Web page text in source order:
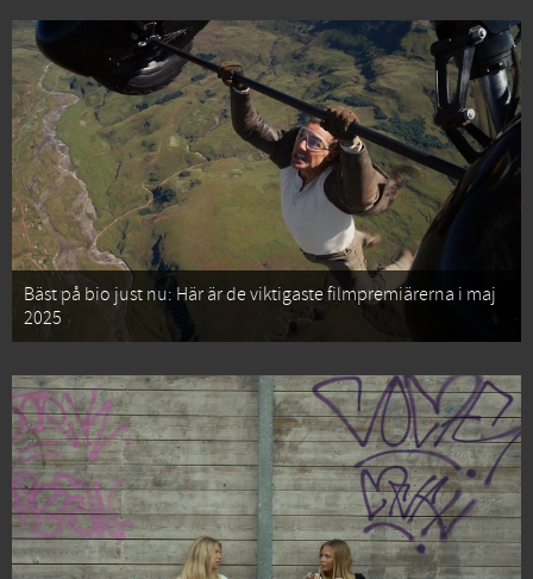
Bäst på bio just nu: Här är de viktigaste filmpremiärerna i maj
2025